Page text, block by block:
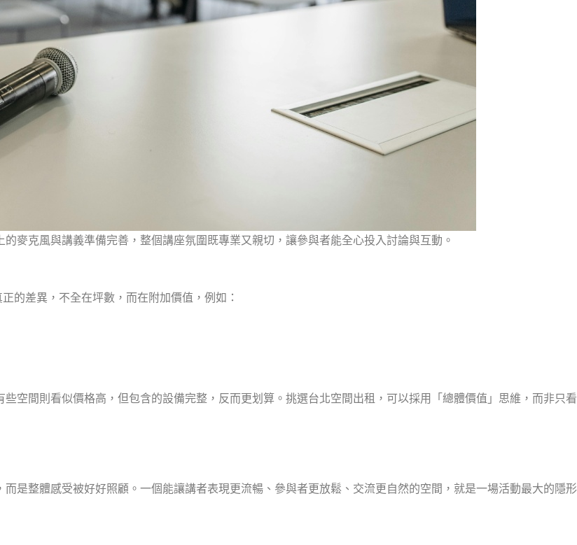
麥克風與講義準備完善，整個講座氛圍既專業又親切，讓參與者能全心投入討論與互動。
的差異，不全在坪數，而在附加價值，例如：
空間則看似價格高，但包含的設備完整，反而更划算。挑選台北空間出租，可以採用「總體價值」思維，而非只看
是整體感受被好好照顧。一個能讓講者表現更流暢、參與者更放鬆、交流更自然的空間，就是一場活動最大的隱形